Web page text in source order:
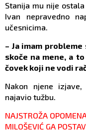
Stanija mu nije
Ivan nepravedno
učesnicima.
– Ja imam
skoče na mene, a
čovek koji ne vodi
Nakon njene
najavio tužbu.
NAJSTROŽA
MILOŠEVIĆ GA